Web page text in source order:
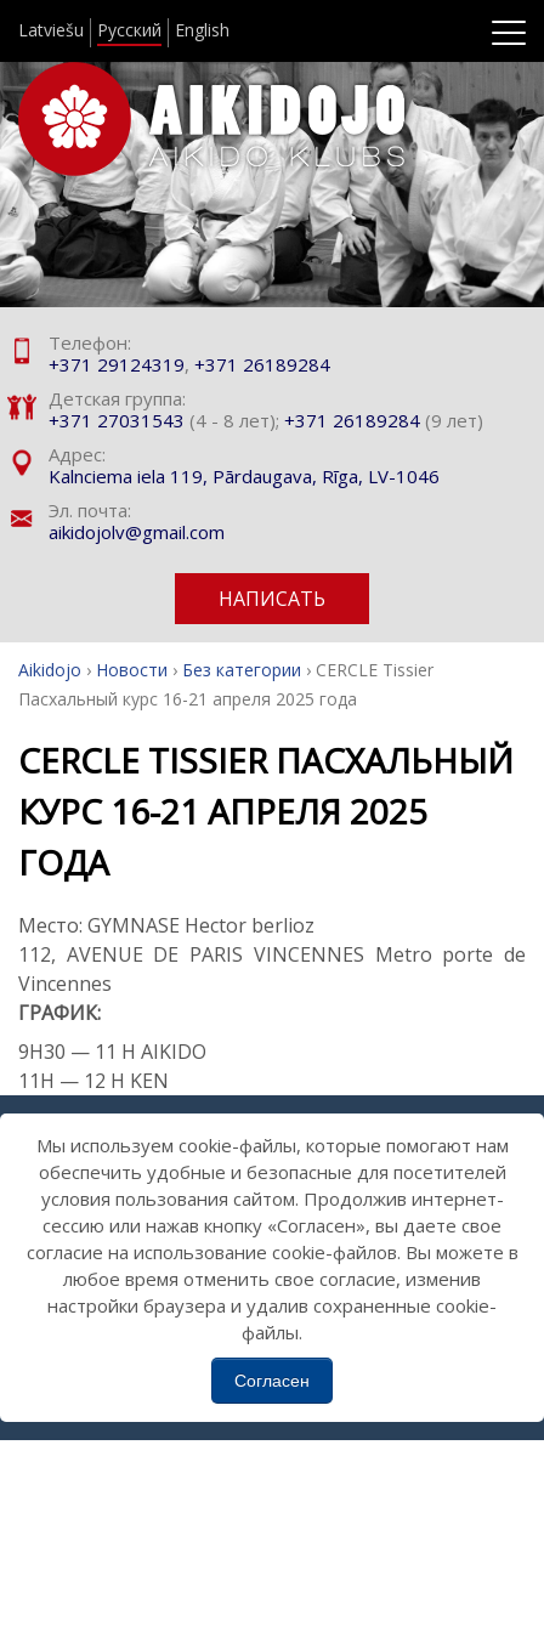
Latviešu Русский English
Телефон:
+371 29124319, +371 26189284
Детская группа:
+371 27031543 (4 - 8 лет); +371 26189284 (9 лет)
Адрес:
Kalnciema iela 119, Pārdaugava, Rīga, LV-1046
Эл. почта:
aikidojolv@gmail.com
НАПИСАТЬ
Aikidojo › Новости › Без категории › CERCLE Tissier
Пасхальный курс 16-21 апреля 2025 года
CERCLE TISSIER ПАСХАЛЬНЫЙ
КУРС 16-21 АПРЕЛЯ 2025
ГОДА
Место: GYMNASE Hector berlioz
112, AVENUE DE PARIS VINCENNES Metro porte de
Vincennes
ГРАФИК:
9H30 — 11 H AIKIDO
11H — 12 H KEN
14H30 — 16 H AIKIDO
ЦЕНА:Полный курс 180 EUR
Только утренние тренировки 120 EUR
Окончание курса, 21. апреля 12 H
Мы используем cookie-файлы, которые помогают нам
обеспечить удобные и безопасные для посетителей
условия пользования сайтом. Продолжив интернет-
сессию или нажав кнопку «Согласен», вы даете свое
согласие на использование cookie-файлов. Вы можете в
любое время отменить свое согласие, изменив
настройки браузера и удалив сохраненные cookie-
файлы.
Согласен